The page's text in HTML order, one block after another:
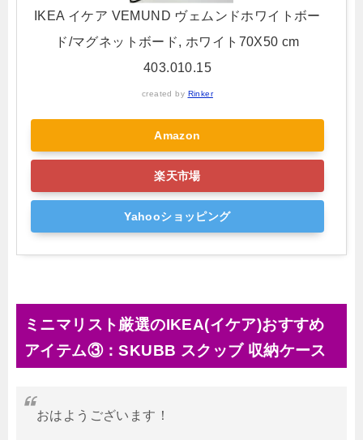
IKEA イケア VEMUND ヴェムンドホワイトボー
ド/マグネットボード, ホワイト70X50 cm
403.010.15
created by Rinker
Amazon
楽天市場
Yahooショッピング
ミニマリスト厳選のIKEA(イケア)おすすめ
アイテム③：SKUBB スクッブ 収納ケース
おはようございます！